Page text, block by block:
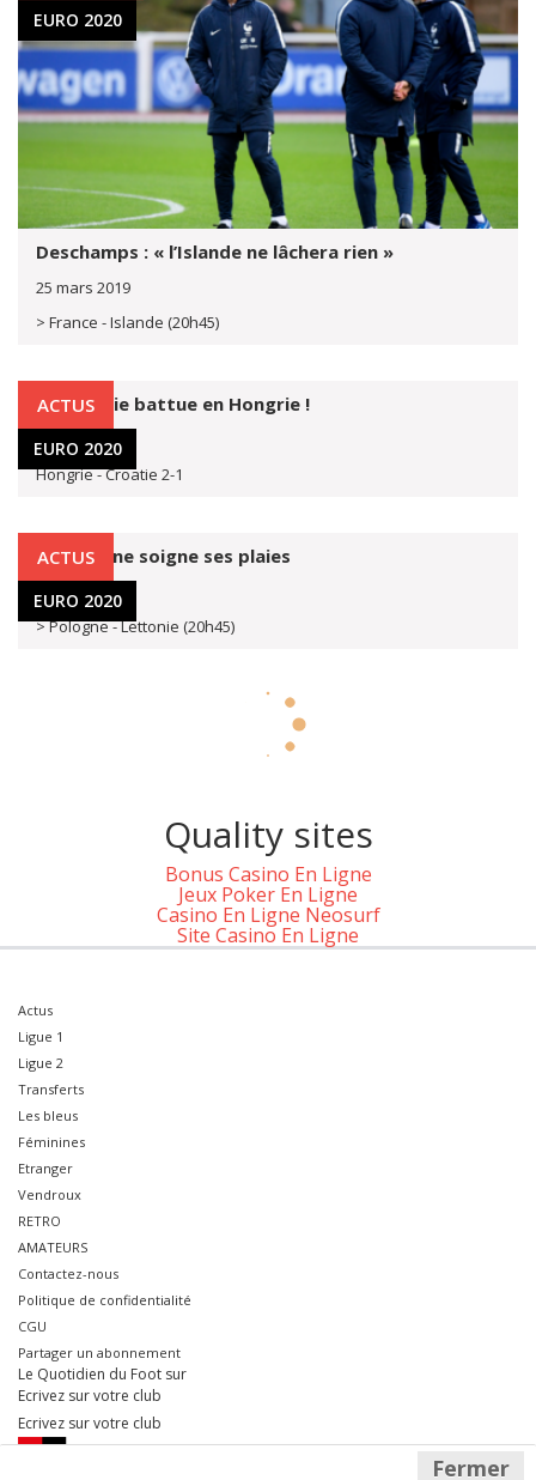
Fermer
EURO 2020
Deschamps : « l’Islande ne lâchera rien »
25 mars 2019
> France - Islande (20h45)
ACTUS
EURO 2020
La Croatie battue en Hongrie !
24 mars 2019
Hongrie - Croatie 2-1
ACTUS
EURO 2020
La Pologne soigne ses plaies
24 mars 2019
> Pologne - Lettonie (20h45)
Quality sites
Bonus Casino En Ligne
Jeux Poker En Ligne
Casino En Ligne Neosurf
Site Casino En Ligne
Actus
Ligue 1
Ligue 2
Transferts
Les bleus
Féminines
Etranger
Vendroux
RETRO
AMATEURS
Contactez-nous
Politique de confidentialité
CGU
Partager un abonnement
Le Quotidien du Foot sur
Ecrivez sur votre club
Ecrivez sur votre club